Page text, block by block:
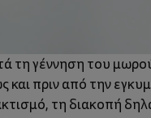
γέννηση του μωρού
και πριν από την
τη διακοπή